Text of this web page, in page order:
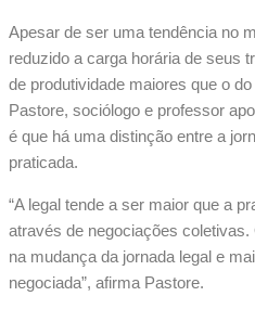
Apesar de ser uma tendência no
reduzido a carga horária de seus
de produtividade maiores que o
Pastore, sociólogo e professor
é que há uma distinção entre a
praticada.
“A legal tende a ser maior que a
através de negociações
na mudança da jornada legal e
negociada”, afirma Pastore.